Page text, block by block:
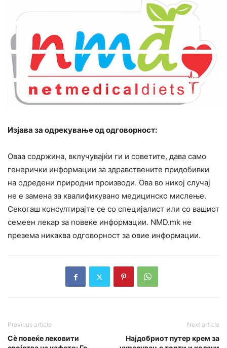
Изјава за одрекување од одговорност:
Оваа содржина, вклучувајќи ги и советите, дава само
генерички информации за здравствените придобивки
на одредени природни производи. Ова во никој случај
не е замена за квалификувано медицинско мислење.
Секогаш консултирајте се со специјалист или со вашиот
семеен лекар за повеќе информации. NMD.mk не
презема никаква одговорност за овие информации.
Previous article
Сè повеќе лековити
Next article
Најдобриот путер крем за